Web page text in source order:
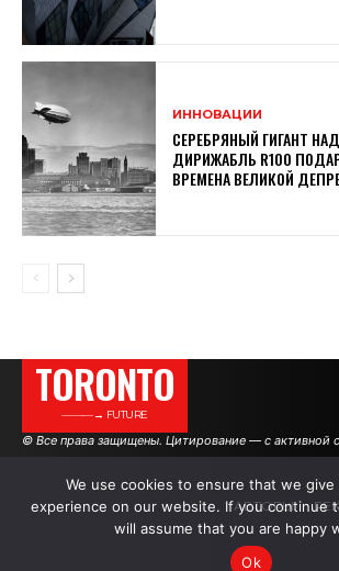
ИННОВАЦИИ
СЕРЕБРЯНЫЙ ГИГАНТ
ДИРИЖАБЛЬ R100
ВРЕМЕНА ВЕЛИКОЙ
TORONTO
———→ FUTURE
© Все права защищены. Цитирование — с активной
АВТОРЫ
We use cookies to ensure that we
experience on our website. If you continue
will assume that you are happy
Ok